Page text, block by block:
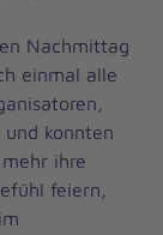
Nachmittag
einmal alle
und konnten
ihre
feiern,